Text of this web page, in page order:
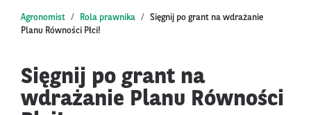
Agronomist Rola prawnika
Sięgnij po grant na wdrażanie
Planu Równości Płci!
Sięgnij po grant na
wdrażanie Planu Równości